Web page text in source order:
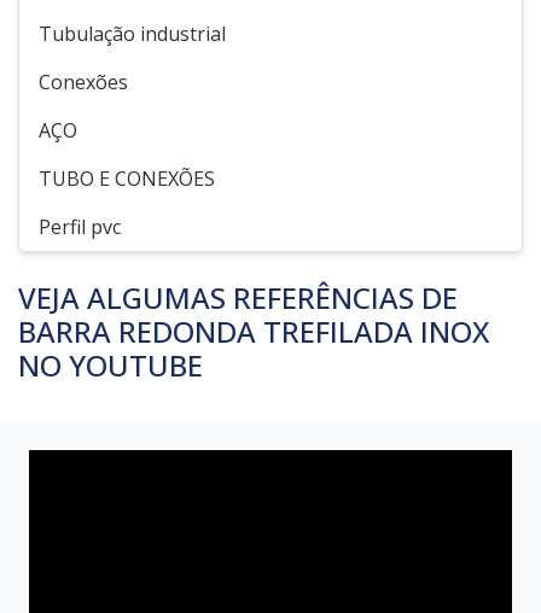
Tubulação industrial
Conexões
AÇO
TUBO E CONEXÕES
Perfil pvc
VEJA ALGUMAS REFERÊNCIAS DE
BARRA REDONDA TREFILADA INOX
NO YOUTUBE